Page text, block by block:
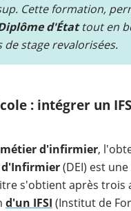
Cette formation,
d'Étattout en
stage revalorisées.
: intégrer un
d'infirmier,
d'Infirmier(DEI) est
s'obtient après trois
d'un IFSI (Institut de